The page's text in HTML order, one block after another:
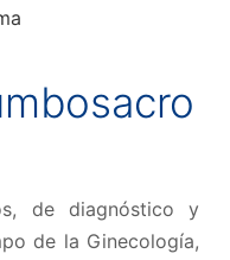
de diagnóstico y
de la Ginecología,